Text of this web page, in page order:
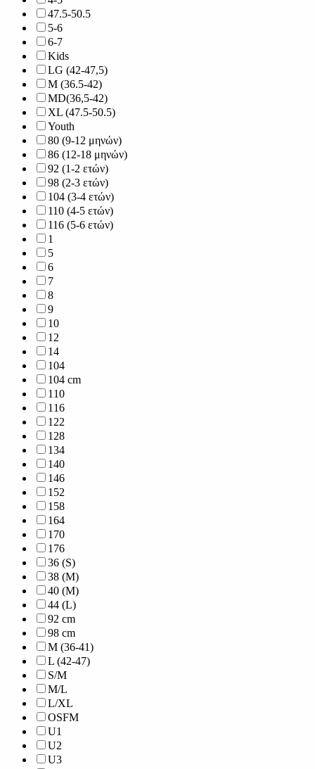
47.5-50.5
5-6
6-7
Kids
LG (42-47,5)
M (36.5-42)
MD(36,5-42)
XL (47.5-50.5)
Youth
80 (9-12 μηνών)
86 (12-18 μηνών)
92 (1-2 ετών)
98 (2-3 ετών)
104 (3-4 ετών)
110 (4-5 ετών)
116 (5-6 ετών)
1
5
6
7
8
9
10
12
14
104
104 cm
110
116
122
128
134
140
146
152
158
164
170
176
36 (S)
38 (M)
40 (M)
44 (L)
92 cm
98 cm
M (36-41)
L (42-47)
S/M
M/L
L/XL
OSFM
U1
U2
U3